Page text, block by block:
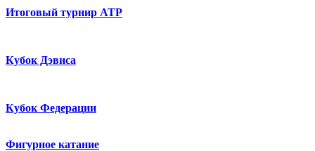
Итоговый турнир ATP
Кубок Дэвиса
Кубок Федерации
Фигурное катание